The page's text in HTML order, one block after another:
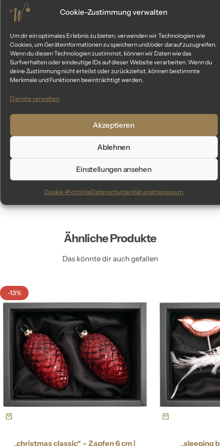
Cookie-Zustimmung verwalten
Um dir ein optimales Erlebnis zu bieten, verwenden wir Technologien wie
Cookies, um Geräteinformationen zu speichern und/oder darauf zuzugreifen.
Wenn du diesen Technologien zustimmst, können wir Daten wie das
Surfverhalten oder eindeutige IDs auf dieser Website verarbeiten. Wenn du
deine Zustimmung nicht erteilst oder zurückziehst, können bestimmte
Merkmale und Funktionen beeinträchtigt werden.
Dienste verwalten
Akzeptieren
Ablehnen
Einstellungen ansehen
Cookie-RichtlinieDatenschutzerklärungImpressum
„new beginning“ – Zapfen 6 cm |
Christbaumschmuck caramel braun
Ähnliche Produkte
Das könnte dir auch gefallen
-13%
„christmas classic“ – Zapfen 6 cm |
„sleeping